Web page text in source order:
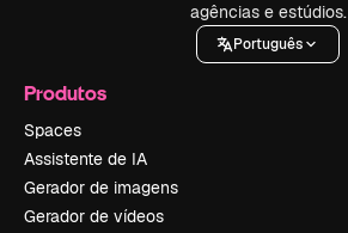
agências e estúdios.
Português
Produtos
Spaces
Assistente de IA
Gerador de imagens
Gerador de vídeos